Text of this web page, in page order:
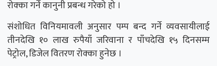
रोक्का गर्ने कानुनी प्रबन्ध गरेको हो ।
संशोधित विनियमावली अनुसार पम्प बन्द गर्ने व्यवसायीलाई
तीनदेखि १० लाख रुपैयाँ जरिवाना र पाँचदेखि १५ दिनसम्म
पेट्रोल, डिजेल वितरण रोक्का हुनेछ ।